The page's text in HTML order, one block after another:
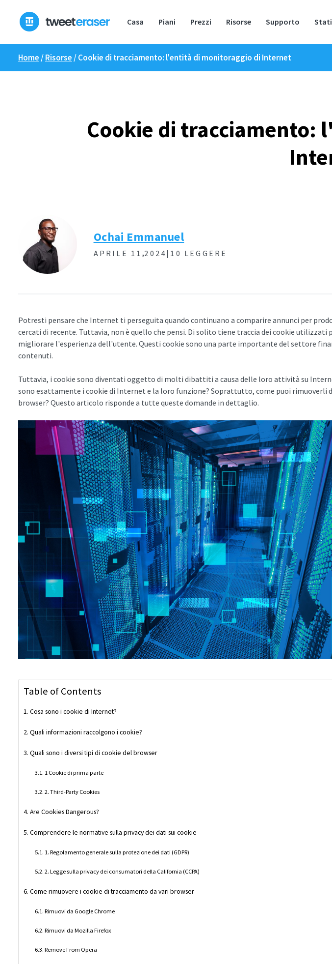
content
Casa Piani Prezzi Risorse Supporto
Home /Risorse /Cookie di tracciamento: l'entità di monitoraggio di Internet
Cookie di tracciamento:
Ochai Emmanuel
APRILE 11 ,2024| 10 LEGGERE
Potresti pensare che Internet ti perseguita quando continuano a comparire annunci per
cercati di recente. Tuttavia, non è quello che pensi. Di solito tiene traccia dei cookie utilizzati
migliorare l'esperienza dell'utente. Questi cookie sono una parte importante del settore
contenuti.
Tuttavia, i cookie sono diventati oggetto di molti dibattiti a causa delle loro attività su
sono esattamente i cookie di Internet e la loro funzione? Soprattutto, come puoi rimuoverli
browser? Questo articolo risponde a tutte queste domande in dettaglio.
Table of Contents
Cosa sono i cookie di Internet?
Quali informazioni raccolgono i cookie?
Quali sono i diversi tipi di cookie del browser
1 Cookie di prima parte
2. Third-Party Cookies
Are Cookies Dangerous?
Comprendere le normative sulla privacy dei dati sui cookie
1. Regolamento generale sulla protezione dei dati (GDPR)
2. Legge sulla privacy dei consumatori della California (CCPA)
Come rimuovere i cookie di tracciamento da vari browser
Rimuovi da Google Chrome
Rimuovi da Mozilla Firefox
Remove From Opera